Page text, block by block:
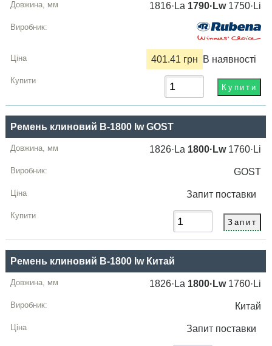
1816·La 1790·Lw1750·Li
401.41 грн В наявності
Ремень клиновий B-1800 lw GOST
1826·La 1800·Lw1760·Li
GOST
Запит поставки
Ремень клиновий B-1800 lw Китай
1826·La 1800·Lw1760·Li
Китай
Запит поставки